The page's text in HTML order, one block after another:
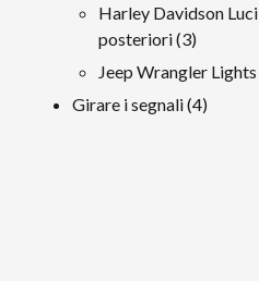
prodotti
Harley Davidson Luci
posteriori 33
prodotti
Jeep Wrangler Lights
Girare i segnali 44